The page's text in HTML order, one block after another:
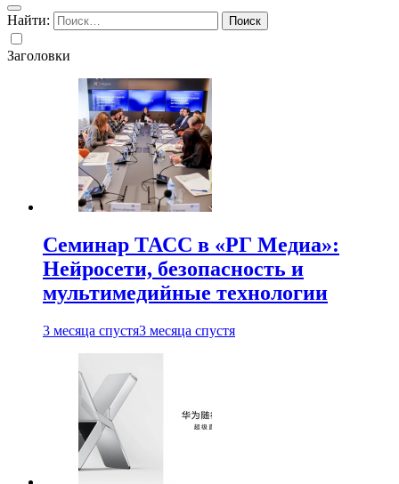
Найти:
Заголовки
Семинар ТАСС в «РГ Медиа»:
Нейросети, безопасность и
мультимедийные технологии
3 месяца спустя3 месяца спустя